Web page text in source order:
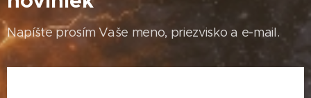
Napíšte prosím Vaše meno, priezvisko a e-mail.